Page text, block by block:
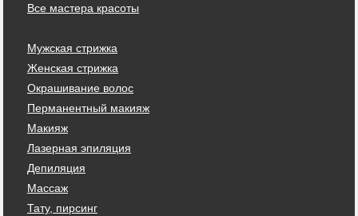
Все мастера красоты
Мужская стрижка
Женская стрижка
Окрашивание волос
Перманентный макияж
Макияж
Лазерная эпиляция
Депиляция
Массаж
Тату, пирсинг